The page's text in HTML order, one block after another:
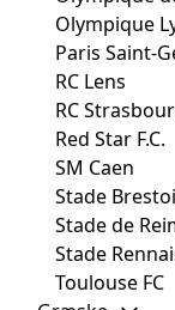
Olympique
Paris Saint-
RC Lens
RC
Red Star F.C.
SM Caen
Stade
Stade de
Stade
Toulouse FC